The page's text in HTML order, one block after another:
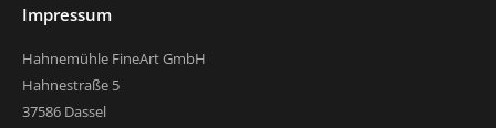
Impressum
Hahnemühle FineArt GmbH
Hahnestraße 5
37586 Dassel